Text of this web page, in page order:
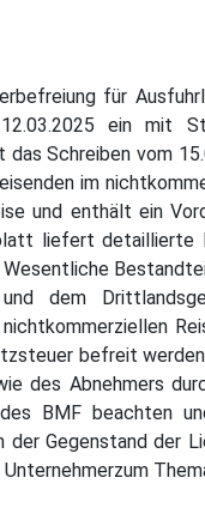
für
ein mit
Schreiben vom
im
und enthält ein
liefert detaillierte
dem
befreit
des Abnehmers
BMF beachten
der Gegenstand